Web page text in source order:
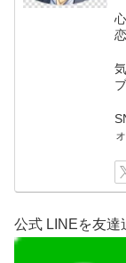
公式 LINEを友達